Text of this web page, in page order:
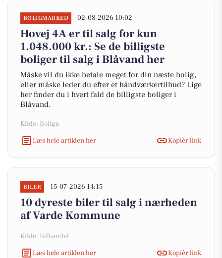
BOLIGMARKED 02-08-2026 10:02
Hovej 4A er til salg for kun
1.048.000 kr.: Se de billigste
boliger til salg i Blåvand her
Måske vil du ikke betale meget for din næste bolig,
eller måske leder du efter et håndværkertilbud? Lige
her finder du i hvert fald de billigste boliger i
Blåvand.
Kilde: Boliga
Læs hele artiklen her
Kopiér link
BILER 15-07-2026 14:15
10 dyreste biler til salg i nærheden
af Varde Kommune
Kilde: Bilhandel
Læs hele artiklen her
Kopiér link